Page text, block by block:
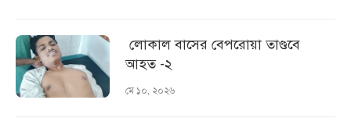
লোকাল বাসের বেপরোয়া তাণ্ডবে
আহত -২
মে ১০, ২০২৬